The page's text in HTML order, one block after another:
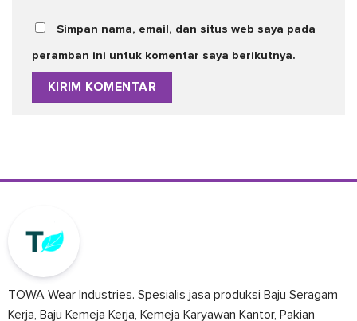
Simpan nama, email, dan situs web saya pada
peramban ini untuk komentar saya berikutnya.
TOWA Wear Industries. Spesialis jasa produksi Baju Seragam
Kerja, Baju Kemeja Kerja, Kemeja Karyawan Kantor, Pakian